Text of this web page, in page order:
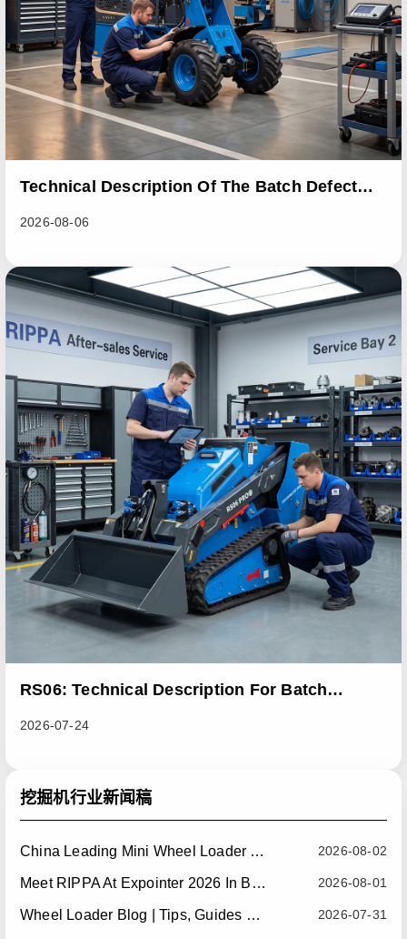
Technical Description Of The Batch Defect
2026-08-06
RS06: Technical Description For Batch
2026-07-24
挖掘机行业新闻稿
2026-08-02
China Leading Mini Wheel Loader Supplier: Reliable Compact Wheel Loaders For Global Markets
2026-08-01
Meet RIPPA At Expointer 2026 In Brazil
2026-07-31
Wheel Loader Blog | Tips, Guides & Attachments